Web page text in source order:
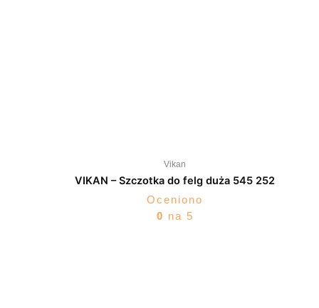
Vikan
VIKAN – Szczotka do felg duża 545 252
Oceniono
0 na 5